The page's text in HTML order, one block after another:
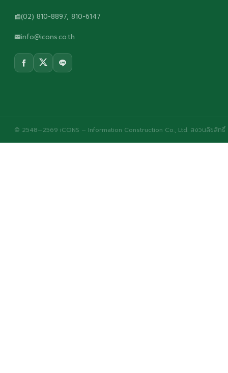
(02) 810-8897, 810-6147
info@icons.co.th
© 2548–2569 iCONS – Information Construction Co., Ltd. สงวนลิขสิทธิ์